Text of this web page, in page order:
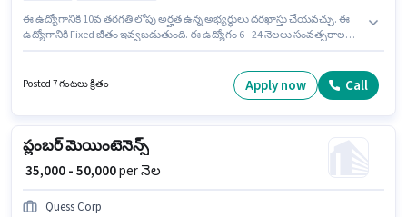
ఈ ఉద్యోగానికి 10వ తరగతి లోపు అర్హత ఉన్న అభ్యర్థులు దరఖాస్తు చేయవచ్చు. ఈ
ఉద్యోగానికి Fixed జీతం ఇవ్వబడుతుంది. ఈ ఉద్యోగం 6 - 24 నెలలు సంవత్సరాల
ఉద్యోగం Full Time ప్రాతిపదికపై, DAY shift మరియు వారానికి Others ఉన్నాయి.
Posted 7 గంటలు క్రితం Apply now Call
ప్లంబర్ మెయింటెనెన్స్
₹ 35,000 - 50,000per నెల
Quess Corp